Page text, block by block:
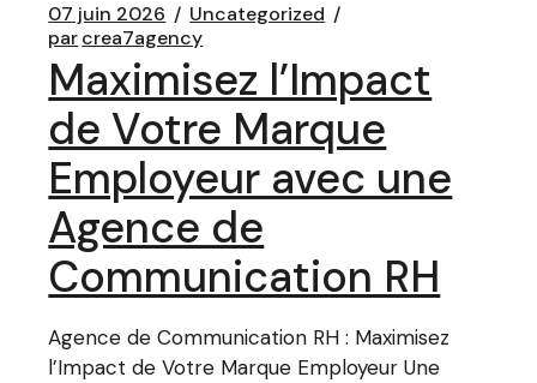
07 juin 2026
Uncategorized
parcrea7agency
Maximisez l’Impact
de Votre Marque
Employeur avec une
Agence de
Communication RH
Agence de Communication RH : Maximisez
l’Impact de Votre Marque Employeur Une